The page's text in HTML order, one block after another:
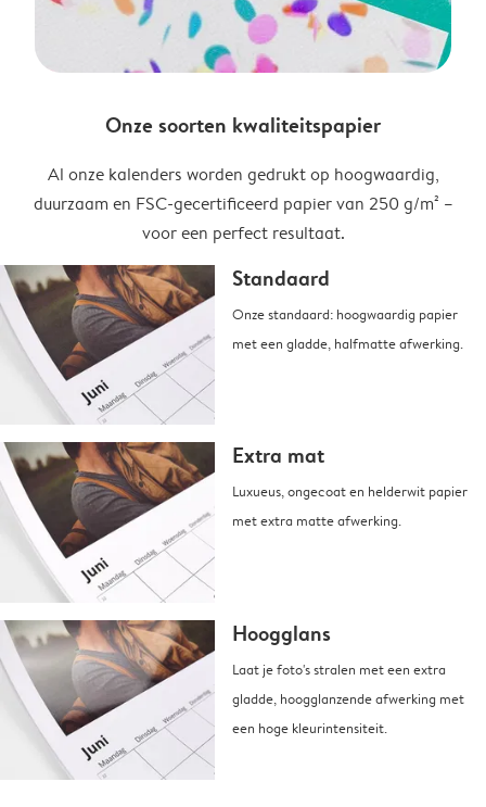
Onze soorten kwaliteitspapier
Al onze kalenders worden gedrukt op hoogwaardig,
duurzaam en FSC-gecertificeerd papier van 250 g/m² –
voor een perfect resultaat.
Standaard
Onze standaard: hoogwaardig papier
met een gladde, halfmatte afwerking.
Extra mat
Luxueus, ongecoat en helderwit papier
met extra matte afwerking.
Hoogglans
Laat je foto's stralen met een extra
gladde, hoogglanzende afwerking met
een hoge kleurintensiteit.